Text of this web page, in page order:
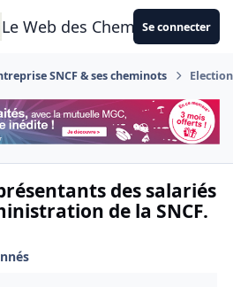
Le Web des CheminotsSe connecter
SNCF & ses cheminots
des salariés
de la SNCF.